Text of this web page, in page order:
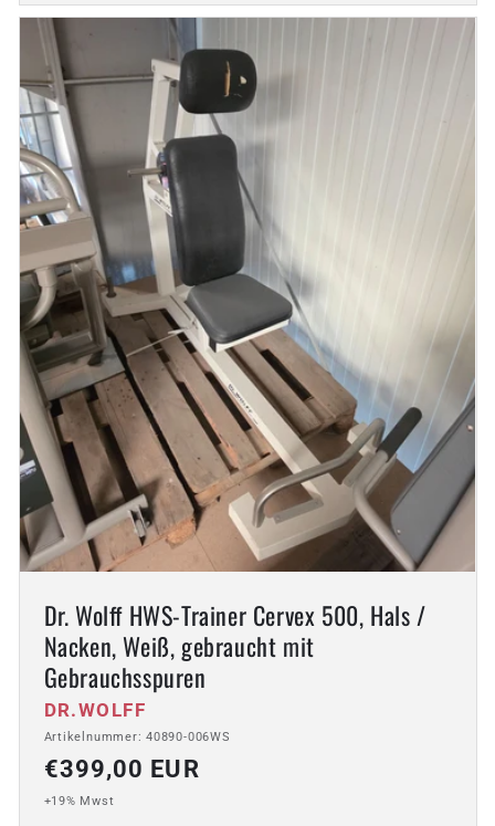
Dr. Wolff HWS-Trainer Cervex 500, Hals /
Nacken, Weiß, gebraucht mit
Gebrauchsspuren
Anbieter:
DR.WOLFF
Artikelnummer: 40890-006WS
Normaler
Preis
€399,00 EUR
+19% Mwst